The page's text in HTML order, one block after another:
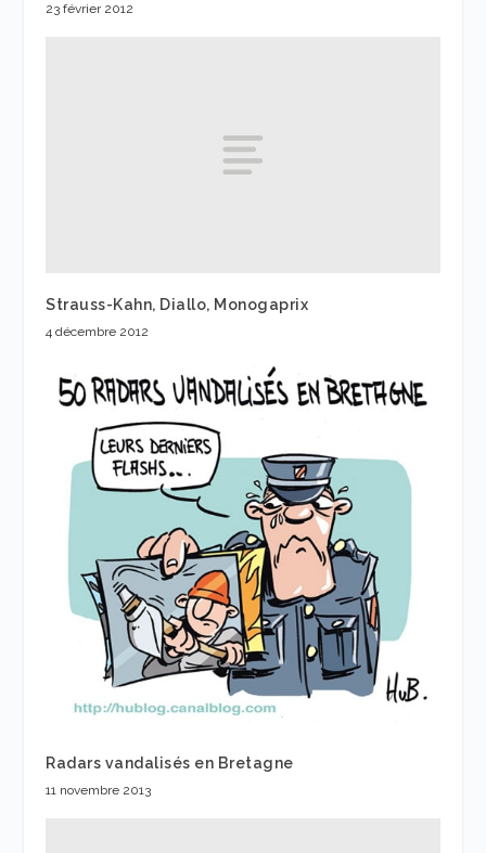
23 février 2012
Strauss-Kahn, Diallo, Monogaprix
4 décembre 2012
Radars vandalisés en Bretagne
11 novembre 2013